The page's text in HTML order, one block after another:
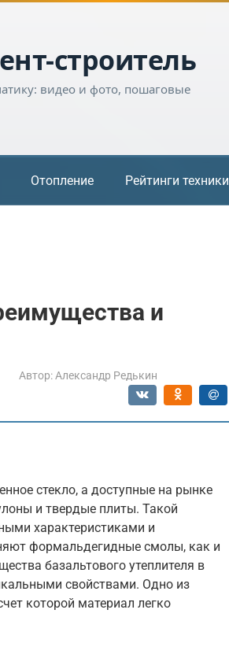
строитель
видео и фото, пошаговые
Отопление Рейтинги техники
и
Автор: Александр Редькин
стекло, а доступные на рынке
и твердые плиты. Такой
характеристиками и
формальдегидные смолы, как и
базальтового утеплителя в
свойствами. Одно из
которой материал легко